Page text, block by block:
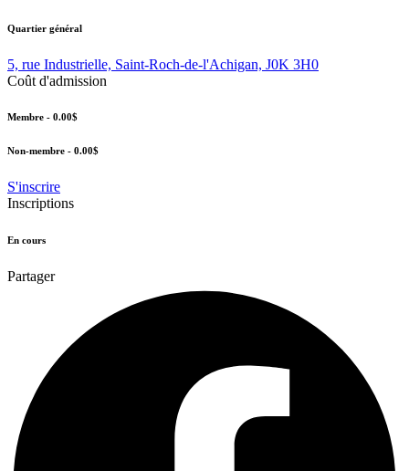
Quartier général
5, rue Industrielle, Saint-Roch-de-l'Achigan, J0K 3H0
Coût d'admission
Membre - 0.00$
Non-membre - 0.00$
S'inscrire
Inscriptions
En cours
Partager